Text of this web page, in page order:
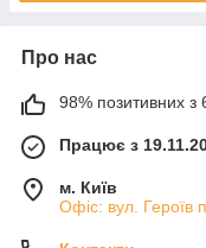
Про нас
98% позитивних з
Працює з
м. Київ
Офіс: вул. Героїв